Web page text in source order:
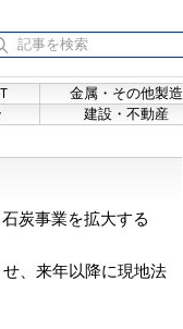
金属・その他製造
建設・不動産
炭事業を拡大する
、来年以降に現地法